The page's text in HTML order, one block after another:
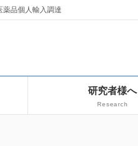
品個人輸入調達
研究者様へ
Research